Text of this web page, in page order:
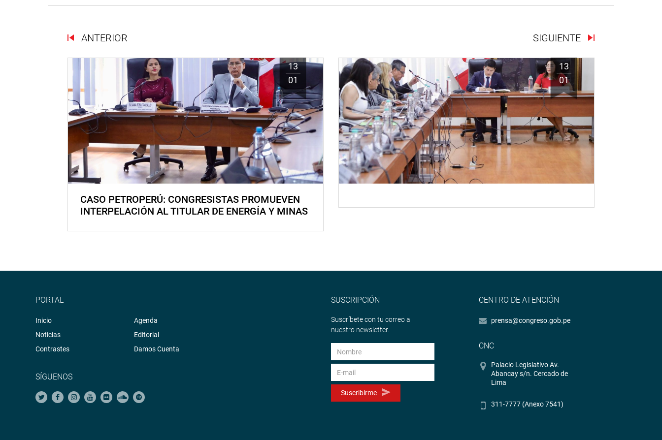
ANTERIOR SIGUIENTE
13
01
CASO PETROPERÚ: CONGRESISTAS PROMUEVEN
INTERPELACIÓN AL TITULAR DE ENERGÍA Y MINAS
13
01
PORTAL
Inicio
Noticias
Contrastes
Agenda
Editorial
Damos Cuenta
SÍGUENOS
SUSCRIPCIÓN
Suscríbete con tu correo a
nuestro newsletter.
Suscribirme
CENTRO DE ATENCIÓN
prensa@congreso.gob.pe
CNC
Palacio Legislativo Av.
Abancay s/n. Cercado de
Lima
311-7777 (Anexo 7541)